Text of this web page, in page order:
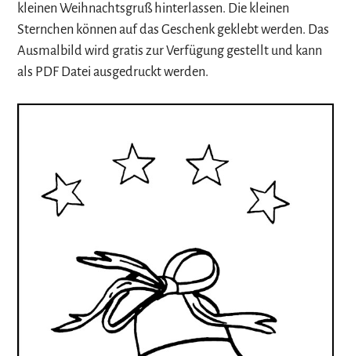
kleinen Weihnachtsgruß hinterlassen. Die kleinen
Sternchen können auf das Geschenk geklebt werden. Das
Ausmalbild wird gratis zur Verfügung gestellt und kann
als PDF Datei ausgedruckt werden.